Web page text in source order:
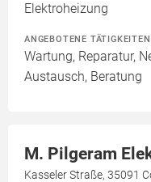
Elektroheizung
ANGEBOTENE TÄTIGKEITEN
Wartung, Reparatur,
Austausch, Beratung
M. Pilgeram
Kasseler Straße, 35091